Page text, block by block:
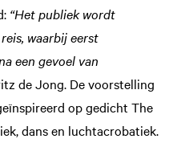
“Het publiek wordt
waarbij eerst
een gevoel van
de Jong. De voorstelling
op gedicht The
dans en luchtacrobatiek.